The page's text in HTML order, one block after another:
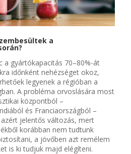
a
a gyártókapacitás 70–80%-át
időnként nehézséget okoz,
legyenek a régióban a
A probléma orvoslásáramost
központból –
és Franciaországból –
azért jelentős változás, mert
korábban nem tudtunk
a jövőben azt remélem
is ki tudjuk majd elégíteni.